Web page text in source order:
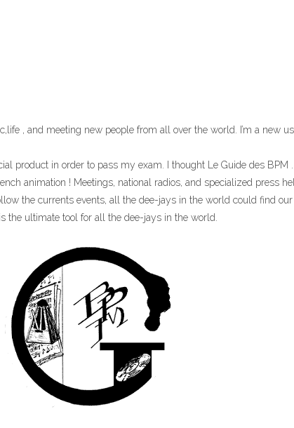
, and meeting new people from all over the world. I’m a new
product in order to pass my exam. I thought Le Guide des BPM
animation ! Meetings, national radios, and specialized press
the currents events, all the dee-jays in the world could find
the ultimate tool for all the dee-jays in the world.